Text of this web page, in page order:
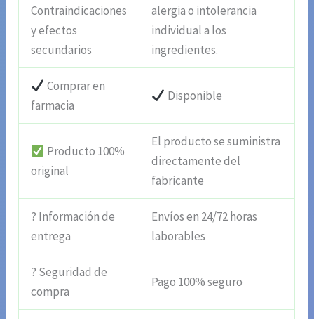
Contraindicaciones
y efectos
secundarios
alergia o intolerancia
individual a los
ingredientes.
Comprar en
farmacia
Disponible
Producto 100%
original
El producto se suministra
directamente del
fabricante
? Información de
entrega
Envíos en 24/72 horas
laborables
? Seguridad de
compra
Pago 100% seguro